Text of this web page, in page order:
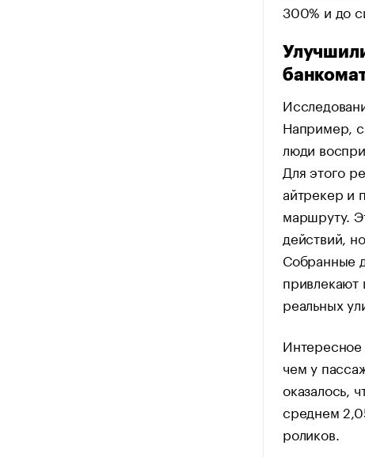
300% и до
Например,
люди
Для этого
айтрекер и
маршруту.
действий,
Собранные
привлекают
реальных
Интересное
чем у
оказалось,
среднем
роликов.